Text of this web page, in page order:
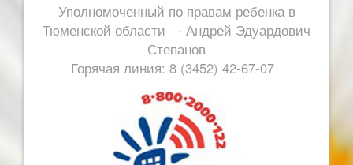
Уполномоченный по правам ребенка в
Тюменской области - Андрей Эдуардович
Степанов
Горячая линия: 8 (3452) 42-67-07